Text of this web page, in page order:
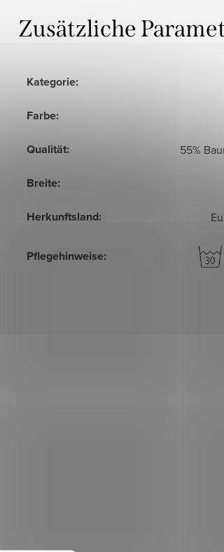
Zusätzliche
Kategorie:
Farbe:
Qualität: 55%
Breite:
Herkunftsland:
Pflegehinweise: